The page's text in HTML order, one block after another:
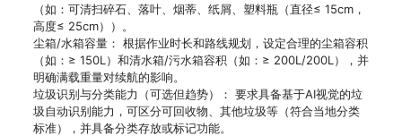
（如：可清扫碎石、落叶、烟蒂、纸屑、塑料瓶（直径≤ 15cm，
高度≤ 25cm））。
尘箱/水箱容量： 根据作业时长和路线规划，设定合理的尘箱容积
（如：≥ 150L）和清水箱/污水箱容积（如：≥ 200L/200L），并
明确满载重量对续航的影响。
垃圾识别与分类能力（可选但趋势）： 要求具备基于AI视觉的垃
圾自动识别能力，可区分可回收物、其他垃圾等（符合当地分类
标准），并具备分类存放或标记功能。